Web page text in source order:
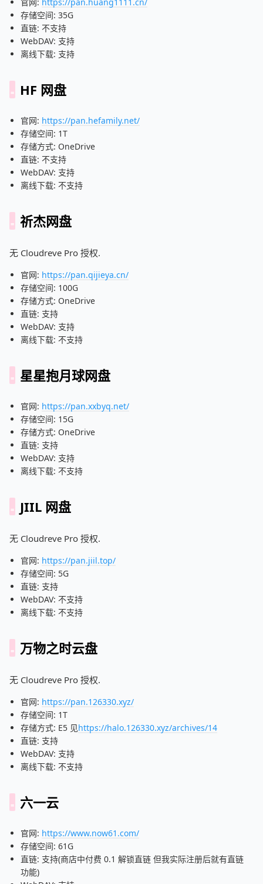
官网: https://pan.huang1111.cn/
存储空间: 35G
直链: 不支持
WebDAV: 支持
离线下载: 支持
HF 网盘
官网: https://pan.hefamily.net/
存储空间: 1T
存储方式: OneDrive
直链: 不支持
WebDAV: 支持
离线下载: 不支持
祈杰网盘
无 Cloudreve Pro 授权.
官网: https://pan.qijieya.cn/
存储空间: 100G
存储方式: OneDrive
直链: 支持
WebDAV: 支持
离线下载: 不支持
星星抱月球网盘
官网: https://pan.xxbyq.net/
存储空间: 15G
存储方式: OneDrive
直链: 支持
WebDAV: 支持
离线下载: 不支持
JIIL 网盘
无 Cloudreve Pro 授权.
官网: https://pan.jiil.top/
存储空间: 5G
直链: 支持
WebDAV: 不支持
离线下载: 不支持
万物之时云盘
无 Cloudreve Pro 授权.
官网: https://pan.126330.xyz/
存储空间: 1T
存储方式: E5 见https://halo.126330.xyz/archives/14
直链: 支持
WebDAV: 支持
离线下载: 不支持
六一云
官网: https://www.now61.com/
存储空间: 61G
直链: 支持(商店中付费 0.1 解锁直链 但我实际注册后就有直链
功能)